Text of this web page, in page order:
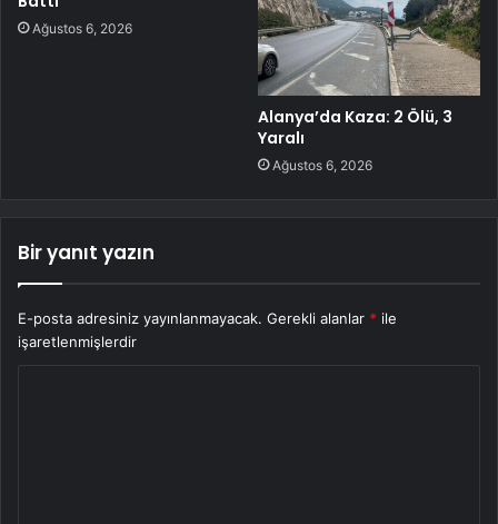
Ağustos 6, 2026
Alanya’da Kaza: 2 Ölü, 3
Yaralı
Ağustos 6, 2026
Bir yanıt yazın
E-posta adresiniz yayınlanmayacak. Gerekli alanlar * ile
işaretlenmişlerdir